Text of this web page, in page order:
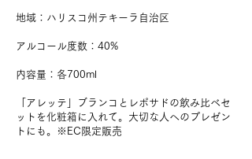
地域：ハリスコ州テキーラ自治区
アルコール度数：40%
​内容量：各700ml
「アレッテ」ブランコとレポサドの飲み比べセ
ットを化粧箱に入れて。大切な人へのプレゼン
トにも。※EC限定販売